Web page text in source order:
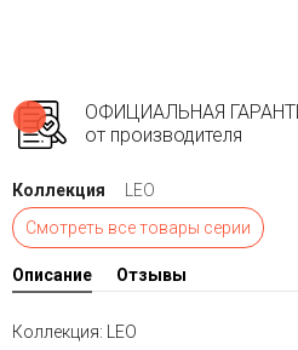
ОФИЦИАЛЬНАЯ
от производителя
Коллекция
LEO
Смотреть все товары серии
Описание Отзывы
Коллекция: LEO